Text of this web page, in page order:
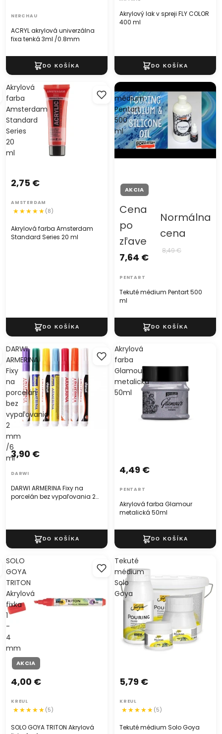
ACRYL akrylová univerzálna
fixa tenká 3ml /0.8mm
NERCHAU
Akrylový lak v spreji FLY COLOR
400 ml
Akrylová
farba
Amsterdam
Standard
Series
20
ml
Akrylová farba Amsterdam
Standard Series 20 ml
2,75 €
AMSTERDAM
(8)
Tekuté
médium
Pentart
500
ml
AKCIA
Tekuté médium Pentart 500
ml
Cena
po
zľave
7,64 €
Normálna
cena
8,49 €
PENTART
DARWI
ARMERINA
Fixy
na
porcelán
bez
vypaľovania
2
mm
/6
ml
DARWI ARMERINA Fixy na
porcelán bez vypaľovania 2
3,90 €
DARWI
Akrylová
farba
Glamour
metalická
50ml
Akrylová farba Glamour
metalická 50ml
4,49 €
PENTART
SOLO
GOYA
TRITON
Akrylová
fixka
1
-
4
mm
AKCIA
SOLO GOYA TRITON Akrylová
4,00 €
KREUL
(5)
Tekuté
médium
Solo
Goya
Tekuté médium Solo Goya
5,79 €
KREUL
(5)